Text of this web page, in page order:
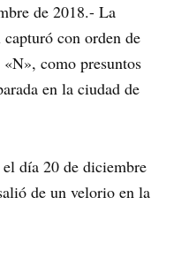
de 2018.- La
con orden de
como presuntos
en la ciudad de
el día 20 de diciembre
de un velorio en la